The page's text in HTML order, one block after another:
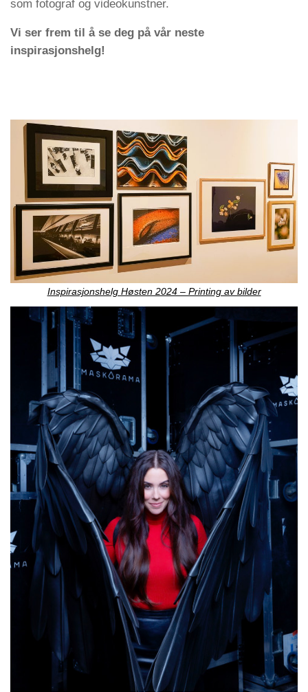
som fotograf og videokunstner.
Vi ser frem til å se deg på vår neste
inspirasjonshelg!
Inspirasjonshelg Høsten 2024 – Printing av bilder